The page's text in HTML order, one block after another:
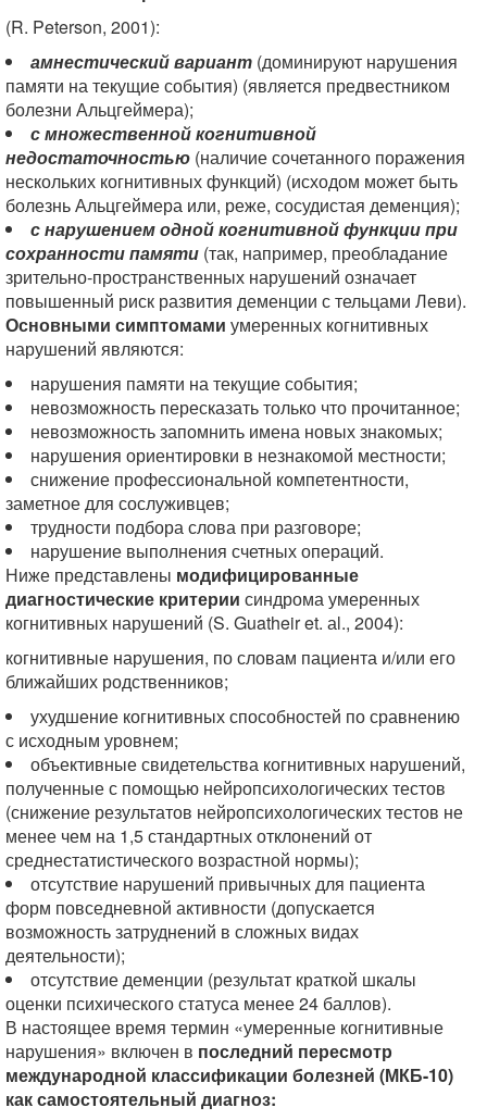
(R. Peterson, 2001):
амнестический вариант (доминируют нарушения
памяти на текущие события) (является предвестником
болезни Альцгеймера);
с множественной когнитивной
недостаточностью (наличие сочетанного поражения
нескольких когнитивных функций) (исходом может быть
болезнь Альцгеймера или, реже, сосудистая деменция);
с нарушением одной когнитивной функции при
сохранности памяти (так, например, преобладание
зрительно-пространственных нарушений означает
повышенный риск развития деменции с тельцами Леви).
Основными симптомами умеренных когнитивных
нарушений являются:
нарушения памяти на текущие события;
невозможность пересказать только что прочитанное;
невозможность запомнить имена новых знакомых;
нарушения ориентировки в незнакомой местности;
снижение профессиональной компетентности,
заметное для сослуживцев;
трудности подбора слова при разговоре;
нарушение выполнения счетных операций.
Ниже представлены модифицированные
диагностические критерии синдрома умеренных
когнитивных нарушений (S. Guatheir et. аl., 2004):
когнитивные нарушения, по словам пациента и/или его
ближайших родственников;
ухудшение когнитивных способностей по сравнению
с исходным уровнем;
объективные свидетельства когнитивных нарушений,
полученные с помощью нейропсихологических тестов
(снижение результатов нейропсихологических тестов не
менее чем на 1,5 стандартных отклонений от
среднестатистического возрастной нормы);
отсутствие нарушений привычных для пациента
форм повседневной активности (допускается
возможность затруднений в сложных видах
деятельности);
отсутствие деменции (результат краткой шкалы
оценки психического статуса менее 24 баллов).
В настоящее время термин «умеренные когнитивные
нарушения» включен в последний пересмотр
международной классификации болезней (МКБ-10)
как самостоятельный диагноз: